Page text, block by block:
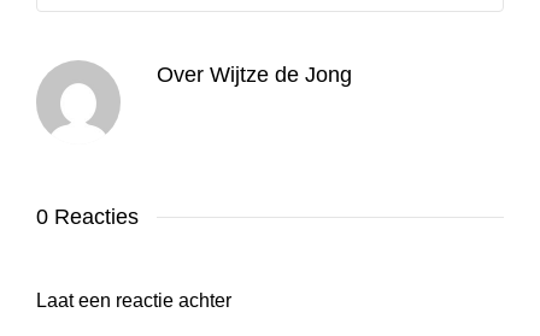
Over Wijtze de Jong
0 Reacties
Laat een reactie achter